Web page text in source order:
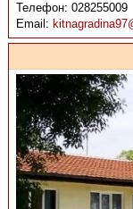
Телефон:028255009
Email: